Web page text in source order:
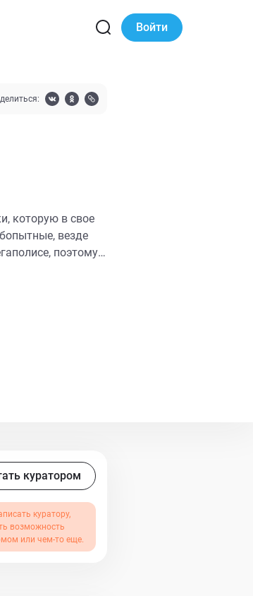
Войти
которую в свое
везде
поэтому
Сейчас
куратором
куратору,
возможность
или чем-то еще.